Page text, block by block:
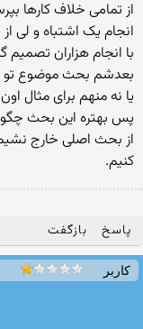
از تمامی خلاف کارها
انجام یک اشتباه و لی
با انجام هزاران
بعدشم بحث موضوع تو
یا نه منهم برای مثال
پس بهتره این بحث
از بحث اصلی خارج
کنیم.
پاسخ بازگفت
کاربر